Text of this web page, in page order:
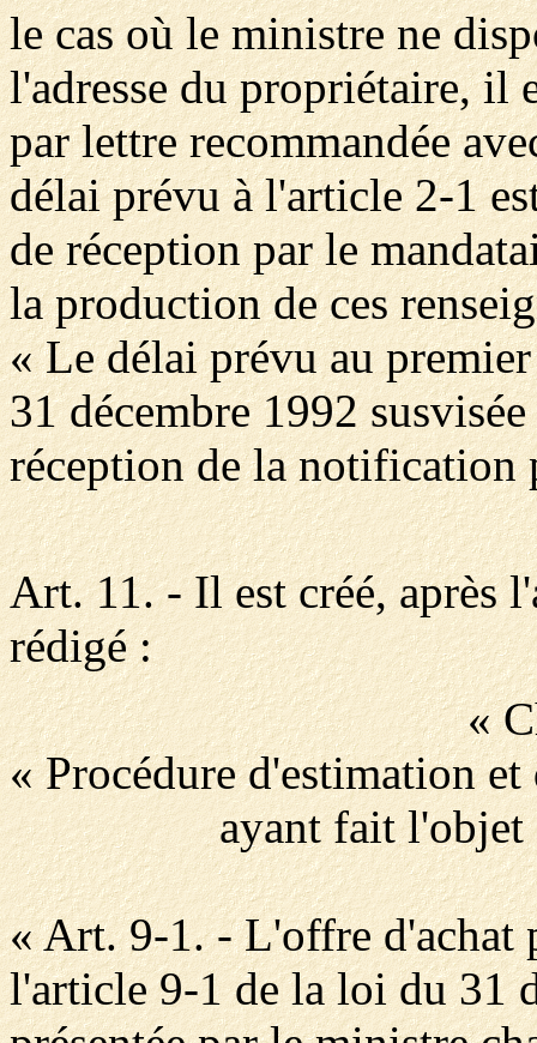
le cas où le ministre ne
l'adresse du propriétaire, il
par lettre recommandée
délai prévu à l'article 2-1
de réception par le
la production de ces
« Le délai prévu au
31 décembre 1992
réception de la notification
Art. 11. - Il est créé, après
rédigé :
«
« Procédure d'estimation
ayant fait l'objet
« Art. 9-1. - L'offre d'achat
l'article 9-1 de la loi du 31